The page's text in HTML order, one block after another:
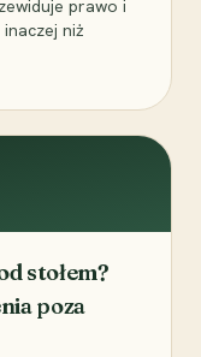
prawo i
niż
stołem?
poza